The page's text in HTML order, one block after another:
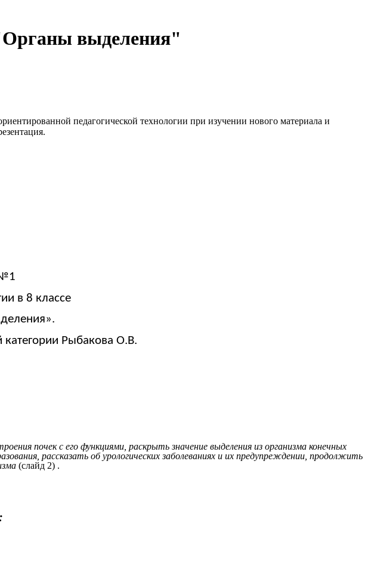
выделения"
педагогической технологии при изучении нового материала и
в 8 классе
Рыбакова О.В.
почек с его функциями, раскрыть значение выделения из организма конечных
рассказать об урологических заболеваниях и их предупреждении, продолжить
(слайд 2) .